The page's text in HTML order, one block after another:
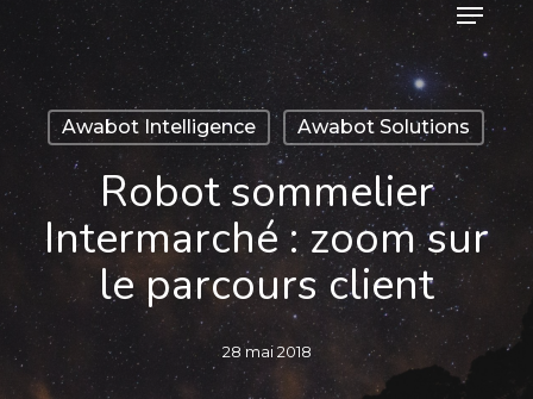
Skip
to
main
contentAwabot Intelligence Awabot Solutions
Robot sommelier
Intermarché : zoom sur
le parcours client
28 mai 2018